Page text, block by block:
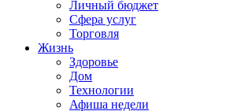
Личный бюджет
Сфера услуг
Торговля
Жизнь
Здоровье
Дом
Технологии
Афиша недели